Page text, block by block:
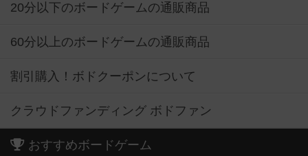
20分以下のボードゲームの通販商品
60分以上のボードゲームの通販商品
割引購入！ボドクーポンについて
クラウドファンディング ボドファン
おすすめボードゲーム